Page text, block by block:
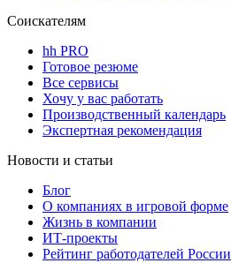
Соискателям
hh PRO
Готовое резюме
Все сервисы
Хочу у вас работать
Производственный календарь
Экспертная рекомендация
Новости и статьи
Блог
О компаниях в игровой форме
Жизнь в компании
ИТ-проекты
Рейтинг работодателей России